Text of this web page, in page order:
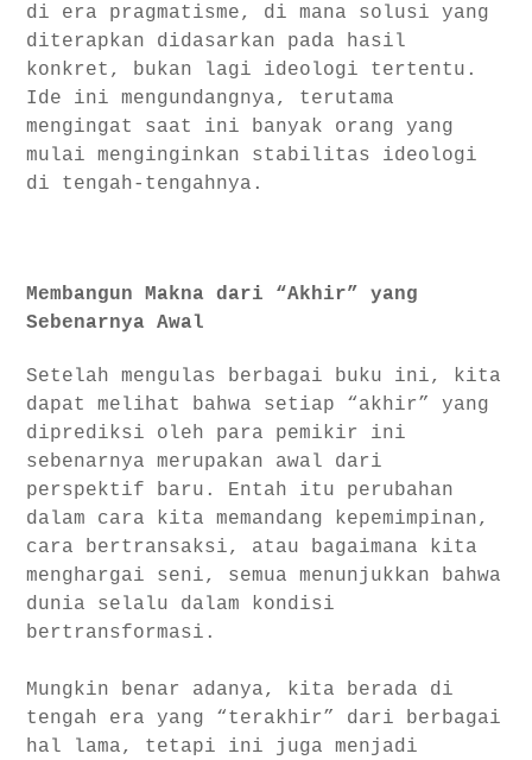
di era pragmatisme, di mana solusi yang
diterapkan didasarkan pada hasil
konkret, bukan lagi ideologi tertentu.
Ide ini mengundangnya, terutama
mengingat saat ini banyak orang yang
mulai menginginkan stabilitas ideologi
di tengah-tengahnya.
Membangun Makna dari “Akhir” yang
Sebenarnya Awal
Setelah mengulas berbagai buku ini, kita
dapat melihat bahwa setiap “akhir” yang
diprediksi oleh para pemikir ini
sebenarnya merupakan awal dari
perspektif baru. Entah itu perubahan
dalam cara kita memandang kepemimpinan,
cara bertransaksi, atau bagaimana kita
menghargai seni, semua menunjukkan bahwa
dunia selalu dalam kondisi
bertransformasi.
Mungkin benar adanya, kita berada di
tengah era yang “terakhir” dari berbagai
hal lama, tetapi ini juga menjadi